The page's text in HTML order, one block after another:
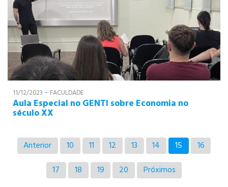
11/12/2023 - FACULDADE
Aula Especial no GENTI sobre Economia no
século XX
Anterior 10 11 12 13 14 15
16
17
18 19 20 Próximos